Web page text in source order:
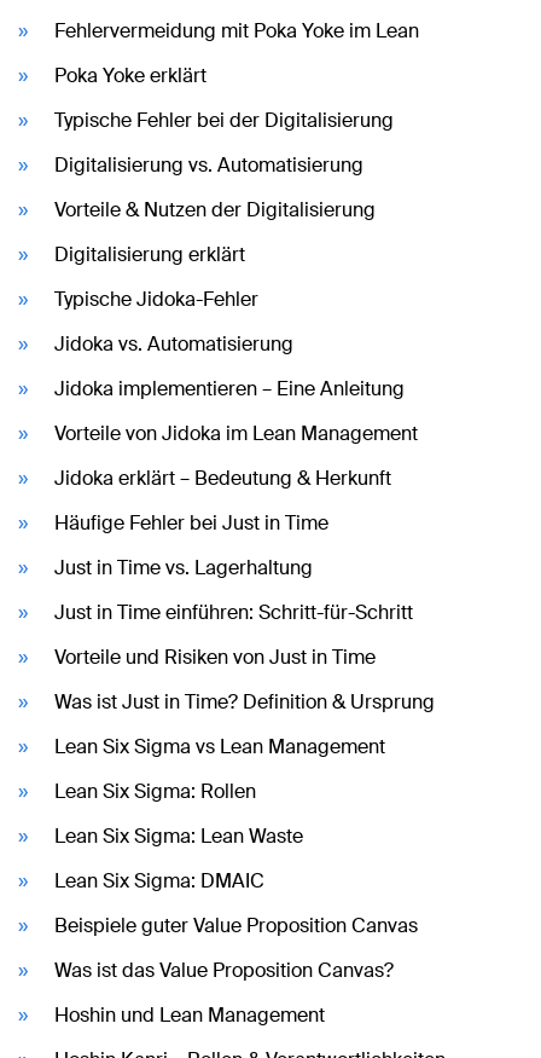
Fehlervermeidung mit Poka Yoke im Lean
Poka Yoke erklärt
Typische Fehler bei der Digitalisierung
Digitalisierung vs. Automatisierung
Vorteile & Nutzen der Digitalisierung
Digitalisierung erklärt
Typische Jidoka-Fehler
Jidoka vs. Automatisierung
Jidoka implementieren – Eine Anleitung
Vorteile von Jidoka im Lean Management
Jidoka erklärt – Bedeutung & Herkunft
Häufige Fehler bei Just in Time
Just in Time vs. Lagerhaltung
Just in Time einführen: Schritt-für-Schritt
Vorteile und Risiken von Just in Time
Was ist Just in Time? Definition & Ursprung
Lean Six Sigma vs Lean Management
Lean Six Sigma: Rollen
Lean Six Sigma: Lean Waste
Lean Six Sigma: DMAIC
Beispiele guter Value Proposition Canvas
Was ist das Value Proposition Canvas?
Hoshin und Lean Management